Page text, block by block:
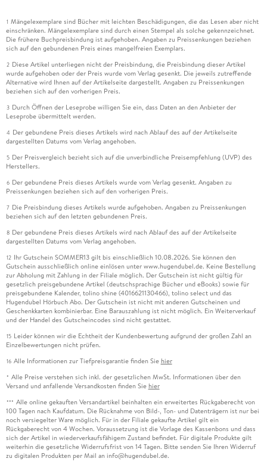
1 Mängelexemplare sind Bücher mit leichten Beschädigungen, die das Lesen aber nicht
einschränken. Mängelexemplare sind durch einen Stempel als solche gekennzeichnet.
Die frühere Buchpreisbindung ist aufgehoben. Angaben zu Preissenkungen beziehen
sich auf den gebundenen Preis eines mangelfreien Exemplars.
2 Diese Artikel unterliegen nicht der Preisbindung, die Preisbindung dieser Artikel
wurde aufgehoben oder der Preis wurde vom Verlag gesenkt. Die jeweils zutreffende
Alternative wird Ihnen auf der Artikelseite dargestellt. Angaben zu Preissenkungen
beziehen sich auf den vorherigen Preis.
3 Durch Öffnen der Leseprobe willigen Sie ein, dass Daten an den Anbieter der
Leseprobe übermittelt werden.
4 Der gebundene Preis dieses Artikels wird nach Ablauf des auf der Artikelseite
dargestellten Datums vom Verlag angehoben.
5 Der Preisvergleich bezieht sich auf die unverbindliche Preisempfehlung (UVP) des
Herstellers.
6 Der gebundene Preis dieses Artikels wurde vom Verlag gesenkt. Angaben zu
Preissenkungen beziehen sich auf den vorherigen Preis.
7 Die Preisbindung dieses Artikels wurde aufgehoben. Angaben zu Preissenkungen
beziehen sich auf den letzten gebundenen Preis.
8 Der gebundene Preis dieses Artikels wird nach Ablauf des auf der Artikelseite
dargestellten Datums vom Verlag angehoben.
12 Ihr Gutschein SOMMER13 gilt bis einschließlich 10.08.2026. Sie können den
Gutschein ausschließlich online einlösen unter www.hugendubel.de. Keine Bestellung
zur Abholung mit Zahlung in der Filiale möglich. Der Gutschein ist nicht gültig für
gesetzlich preisgebundene Artikel (deutschsprachige Bücher und eBooks) sowie für
preisgebundene Kalender, tolino shine (4016621130466), tolino select und das
Hugendubel Hörbuch Abo. Der Gutschein ist nicht mit anderen Gutscheinen und
Geschenkkarten kombinierbar. Eine Barauszahlung ist nicht möglich. Ein Weiterverkauf
und der Handel des Gutscheincodes sind nicht gestattet.
15 Leider können wir die Echtheit der Kundenbewertung aufgrund der großen Zahl an
Einzelbewertungen nicht prüfen.
16 Alle Informationen zur Tiefpreisgarantie finden Sie hier
* Alle Preise verstehen sich inkl. der gesetzlichen MwSt. Informationen über den
Versand und anfallende Versandkosten finden Sie hier
*** Alle online gekauften Versandartikel beinhalten ein erweitertes Rückgaberecht von
100 Tagen nach Kaufdatum. Die Rücknahme von Bild-, Ton- und Datenträgern ist nur bei
noch versiegelter Ware möglich. Für in der Filiale gekaufte Artikel gilt ein
Rückgaberecht von 4 Wochen. Voraussetzung ist die Vorlage des Kassenbons und dass
sich der Artikel in wiederverkaufsfähigem Zustand befindet. Für digitale Produkte gilt
weiterhin die gesetzliche Widerrufsfrist von 14 Tagen. Bitte senden Sie Ihren Widerruf
zu digitalen Produkten per Mail an info@hugendubel.de.